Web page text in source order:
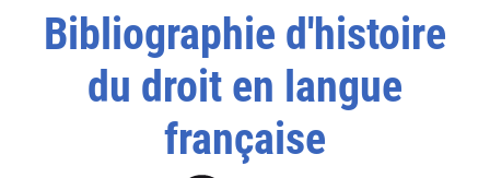
Bibliographie d'histoire
du droit en langue
française